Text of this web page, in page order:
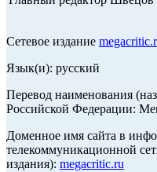
Сетевое издание
Язык(и): русский
Перевод наименования
Российской Федерации:
Доменное имя сайта в
телекоммуникационной
издания): megacritic.ru